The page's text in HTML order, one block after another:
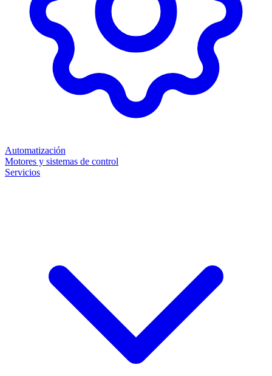
Automatización
Motores y sistemas de control
Servicios